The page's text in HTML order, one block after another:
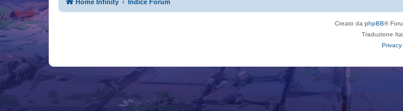
Home Infinity Indice Forum
Creato da phpBB®
Traduzione
Privacy